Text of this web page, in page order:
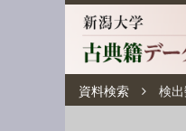
資料検索 検出